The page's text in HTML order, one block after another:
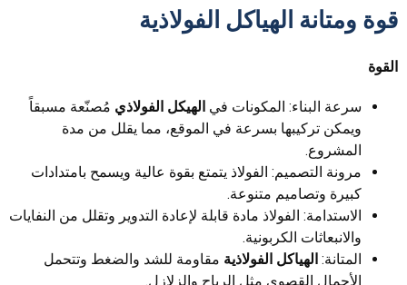
قوة ومتانة الهياكل الفولاذية
القوة
سرعة البناء: المكونات في الهيكل الفولاذي مُصنّعة مسبقاً
ويمكن تركيبها بسرعة في الموقع، مما يقلل من مدة
المشروع.
مرونة التصميم: الفولاذ يتمتع بقوة عالية ويسمح بامتدادات
كبيرة وتصاميم متنوعة.
الاستدامة: الفولاذ مادة قابلة لإعادة التدوير وتقلل من النفايات
والانبعاثات الكربونية.
المتانة: الهياكل الفولاذية مقاومة للشد والضغط وتتحمل
الأحمال القصوى مثل الرياح والزلازل.